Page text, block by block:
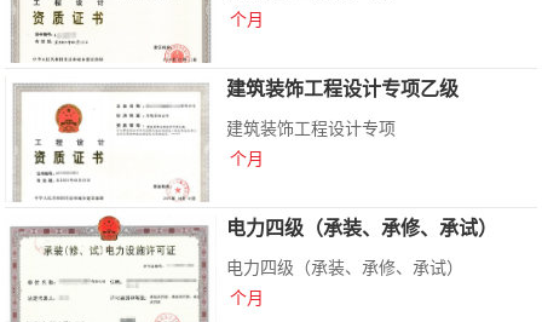
个月
建筑装饰工程设计专项乙级
建筑装饰工程设计专项
个月
电力四级（承装、承修、承试）
电力四级（承装、承修、承试）
个月